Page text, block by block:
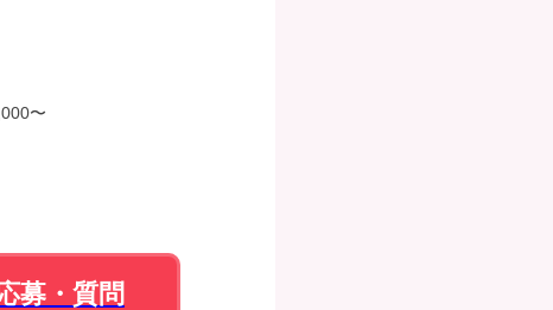
〜
募・質問